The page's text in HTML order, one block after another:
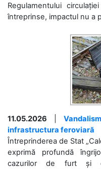
Regulamentului
întreprinse, impactul nu a
11.05.2026
infrastructura feroviară
Întreprinderea de Stat
exprimă profundă
cazurilor de furt și